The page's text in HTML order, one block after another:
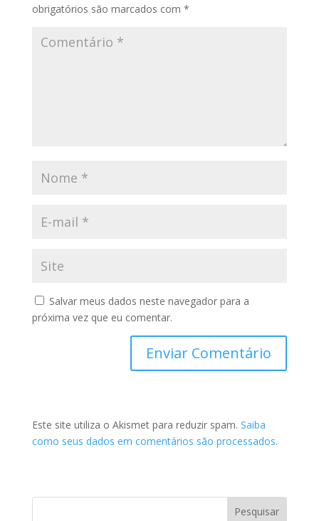
obrigatórios são marcados com *
Salvar meus dados neste navegador para a
próxima vez que eu comentar.
Este site utiliza o Akismet para reduzir spam. Saiba
como seus dados em comentários são processados.